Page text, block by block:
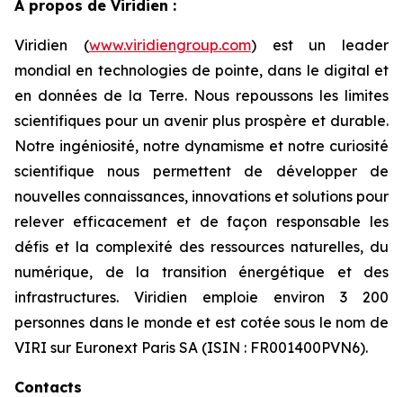
A propos de Viridien :
Viridien (www.viridiengroup.com) est un leader
mondial en technologies de pointe, dans le digital et
en données de la Terre. Nous repoussons les limites
scientifiques pour un avenir plus prospère et durable.
Notre ingéniosité, notre dynamisme et notre curiosité
scientifique nous permettent de développer de
nouvelles connaissances, innovations et solutions pour
relever efficacement et de façon responsable les
défis et la complexité des ressources naturelles, du
numérique, de la transition énergétique et des
infrastructures. Viridien emploie environ 3 200
personnes dans le monde et est cotée sous le nom de
VIRI sur Euronext Paris SA (ISIN : FR001400PVN6).
Contacts